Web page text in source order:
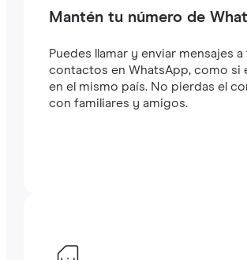
Mantén tu número de
Puedes llamar y enviar mensajes
contactos en WhatsApp, como si
en el mismo país. No pierdas el
con familiares y amigos.